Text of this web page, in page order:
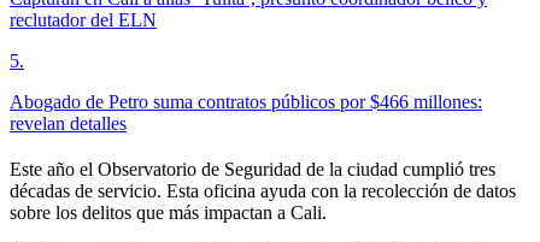
reclutador del ELN
5.
Abogado de Petro suma contratos públicos por $466 millones:
revelan detalles
Este año el Observatorio de Seguridad de la ciudad cumplió tres
décadas de servicio. Esta oficina ayuda con la recolección de datos
sobre los delitos que más impactan a Cali.